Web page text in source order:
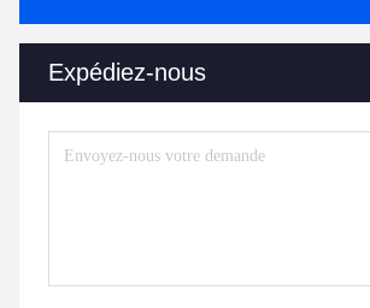
Expédiez-nous